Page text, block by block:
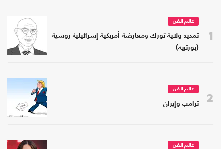
1
عالم الفن
تمديد ولاية تورك ومعارضة أمريكية إسرائيلية روسية
(بورتريه)
2
عالم الفن
ترامب وإيران
عالم الفن